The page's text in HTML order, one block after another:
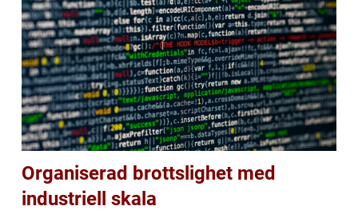
Organiserad brottslighet med
industriell skala